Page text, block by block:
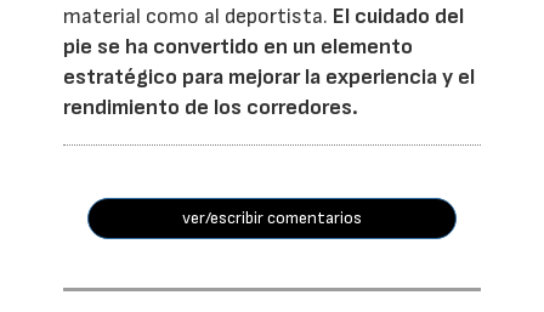
material como al deportista. El cuidado del
pie se ha convertido en un elemento
estratégico para mejorar la experiencia y el
rendimiento de los corredores.
ver/escribir comentarios